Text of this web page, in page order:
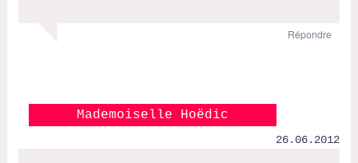
Répondre
Mademoiselle Hoëdic
26.06.2012